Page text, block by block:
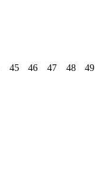
45 46 47 48 49